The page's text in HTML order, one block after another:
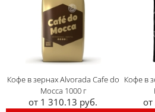
Кофе в зернах Alvorada Cafe do
Mocca 1000 г
от 1 310.13 руб.
Кофе в